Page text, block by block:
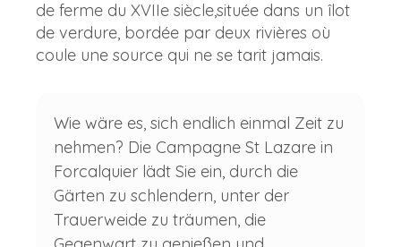
de ferme du XVIIe siècle,située dans un îlot
de verdure, bordée par deux rivières où
coule une source qui ne se tarit jamais.
Wie wäre es, sich endlich einmal Zeit zu
nehmen? Die Campagne St Lazare in
Forcalquier lädt Sie ein, durch die
Gärten zu schlendern, unter der
Trauerweide zu träumen, die